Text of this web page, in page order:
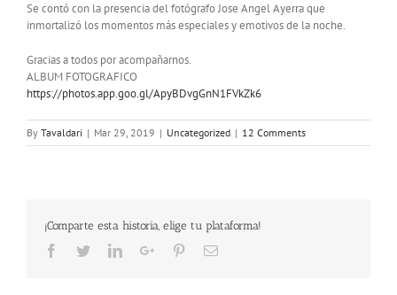
Se contó con la presencia del fotógrafo Jose Angel Ayerra que
inmortalizó los momentos más especiales y emotivos de la noche.
Gracias a todos por acompañarnos.
ALBUM FOTOGRAFICO
https://photos.app.goo.gl/ApyBDvgGnN1FVkZk6
By Tavaldari | Mar 29, 2019 | Uncategorized | 12 Comments
¡Comparte esta historia, elige tu plataforma!
Facebook
TwitterLinkedInGoogle+PinterestEmail